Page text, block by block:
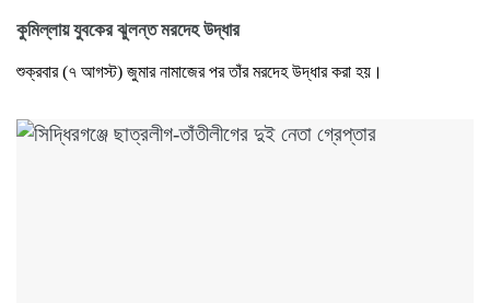
কুমিল্লায় যুবকের ঝুলন্ত মরদেহ উদ্ধার
শুক্রবার (৭ আগস্ট) জুমার নামাজের পর তাঁর মরদেহ উদ্ধার করা হয়।